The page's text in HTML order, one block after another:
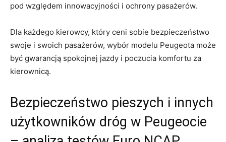
pod ​względem innowacyjności i ochrony pasażerów.
Dla⁢ każdego kierowcy, który ceni ​sobie bezpieczeństwo
swoje ‌i swoich pasażerów, wybór modelu Peugeota może
być ⁤gwarancją ‌spokojnej jazdy i ​poczucia​ komfortu za
kierownicą.
Bezpieczeństwo pieszych​ i innych
użytkowników ⁢dróg w⁣ Peugeocie